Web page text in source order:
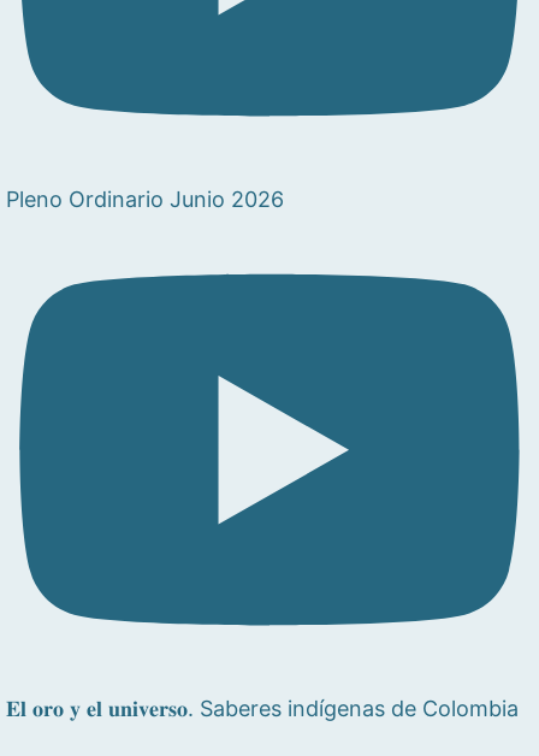
Pleno Ordinario Junio 2026
𝐄𝐥 𝐨𝐫𝐨 𝐲 𝐞𝐥 𝐮𝐧𝐢𝐯𝐞𝐫𝐬𝐨. Saberes indígenas de Colombia